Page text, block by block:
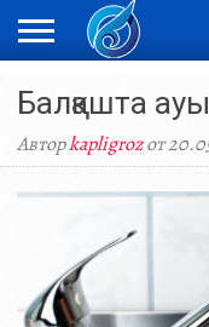
НОВОСТИ
ВИДЕО
ФОТОРЕПОРТАЖИ
ОРКЕН
LIVETV
Балқашта
Авторkapligrozот